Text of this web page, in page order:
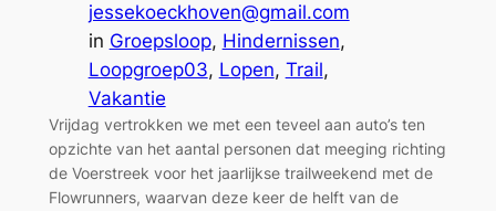
jessekoeckhoven@gmail.com
in Groepsloop, Hindernissen
Loopgroep03, Lopen, Trail
Vakantie
Vrijdag vertrokken we met een teveel aan auto’s ten
opzichte van het aantal personen dat meeging richting
de Voerstreek voor het jaarlijkse trailweekend met de
Flowrunners, waarvan deze keer de helft van de